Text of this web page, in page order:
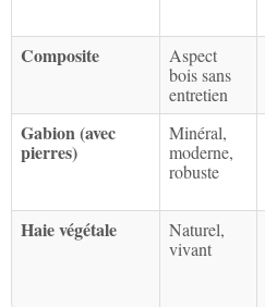
Composite
Aspect
bois sans
entretien
Gabion (avec
pierres)
Minéral,
moderne,
robuste
Haie végétale
Naturel,
vivant